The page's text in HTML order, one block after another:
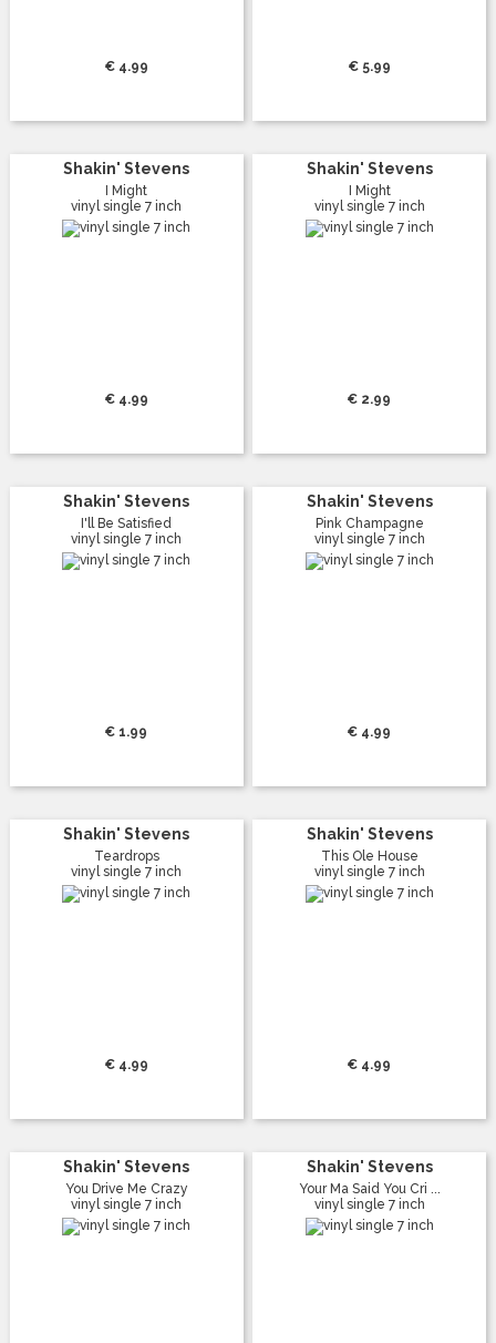
€ 4.99 € 5.99
Shakin' Stevens
I Might
vinyl single 7 inch
€ 4.99
Shakin' Stevens
I Might
vinyl single 7 inch
€ 2.99
Shakin' Stevens
I'll Be Satisfied
vinyl single 7 inch
€ 1.99
Shakin' Stevens
Pink Champagne
vinyl single 7 inch
€ 4.99
Shakin' Stevens
Teardrops
vinyl single 7 inch
€ 4.99
Shakin' Stevens
This Ole House
vinyl single 7 inch
€ 4.99
Shakin' Stevens
You Drive Me Crazy
vinyl single 7 inch
Shakin' Stevens
Your Ma Said You Cri ...
vinyl single 7 inch